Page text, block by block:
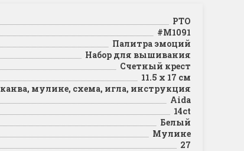
РТО
#M1091
Палитра эмоций
Набор для вышивания
Счетный крест
11.5 х 17 см
канва, мулине, схема, игла, инструкция
Aida
14ct
Белый
Мулине
27